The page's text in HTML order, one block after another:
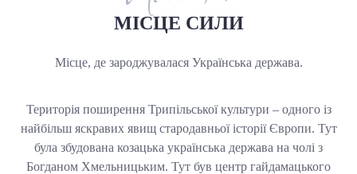
МІСЦЕ СИЛИ
Місце, де зароджувалася Українська держава.
Територія поширення Трипільської культури – одного із
найбільш яскравих явищ стародавньої історії Європи. Тут
була збудована козацька українська держава на чолі з
Богданом Хмельницьким. Тут був центр гайдамацького